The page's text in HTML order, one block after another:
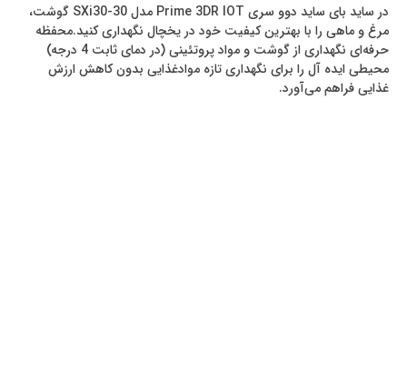
در ساید بای ساید دوو سری Prime 3DR IOT مدل SXi30-30 گوشت،
مرغ و ماهی را با بهترین کیفیت خود در یخچال نگهداری کنید.محفظه
حرفه‌ای نگهداری از گوشت و مواد پروتئینی (در دمای ثابت 4 درجه)
محیطی ایده آل را برای نگهداری تازه موادغذایی بدون کاهش ارزش
غذایی فراهم می‌آورد.